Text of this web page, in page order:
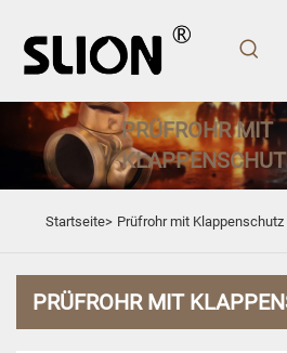
PRÜFROHR MIT
Startseite> Prüfrohr mit Klappenschutz
PRÜFROHR MIT